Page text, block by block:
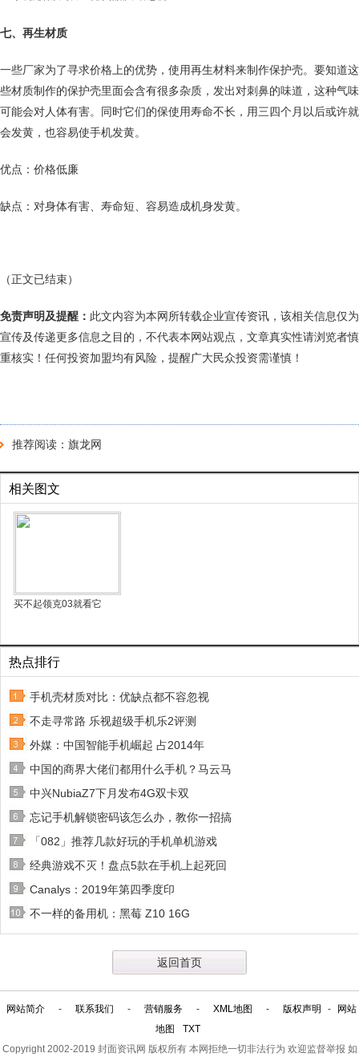
七、再生材质
一些厂家为了寻求价格上的优势，使用再生材料来制作保护壳。要知道这
些材质制作的保护壳里面会含有很多杂质，发出对刺鼻的味道，这种气味
可能会对人体有害。同时它们的保使用寿命不长，用三四个月以后或许就
会发黄，也容易使手机发黄。
优点：价格低廉
缺点：对身体有害、寿命短、容易造成机身发黄。
（正文已结束）
免责声明及提醒： 此文内容为本网所转载企业宣传资讯，该相关信息仅为
宣传及传递更多信息之目的，不代表本网站观点，文章真实性请浏览者慎
重核实！任何投资加盟均有风险，提醒广大民众投资需谨慎！
推荐阅读： 旗龙网
相关图文
买不起领克03就看它
热点排行
手机壳材质对比：优缺点都不容忽视
不走寻常路 乐视超级手机乐2评测
外媒：中国智能手机崛起 占2014年
中国的商界大佬们都用什么手机？马云马
中兴NubiaZ7下月发布4G双卡双
忘记手机解锁密码该怎么办，教你一招搞
「082」推荐几款好玩的手机单机游戏
经典游戏不灭！盘点5款在手机上起死回
Canalys：2019年第四季度印
不一样的备用机：黑莓 Z10 16G
返回首页
网站简介 - 联系我们 - 营销服务 - XML地图 - 版权声明 -
网站
地图
TXT
Copyright 2002-2019 封面资讯网 版权所有 本网拒绝一切非法行为 欢迎监督举报 如